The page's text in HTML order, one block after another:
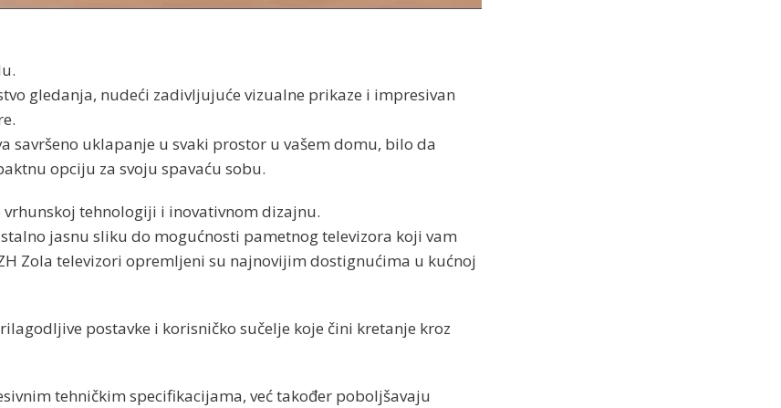
gledanja, nudeći zadivljujuće vizualne prikaze i impresivan
savršeno uklapanje u svaki prostor u vašem domu, bilo da
opciju za svoju spavaću sobu.
tehnologiji i inovativnom dizajnu.
jasnu sliku do mogućnosti pametnog televizora koji vam
Zola televizori opremljeni su najnovijim dostignućima u kućnoj
postavke i korisničko sučelje koje čini kretanje kroz
tehničkim specifikacijama, već također poboljšavaju